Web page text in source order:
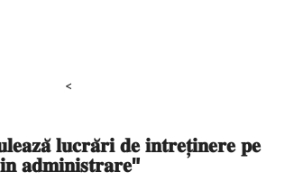
<
𝐥𝐮𝐜𝐫𝐚̆𝐫𝐢 𝐝𝐞 𝐢𝐧𝐭𝐫𝐞𝐭̦𝐢𝐧𝐞𝐫𝐞 𝐩𝐞
𝐚𝐝𝐦𝐢𝐧𝐢𝐬𝐭𝐫𝐚𝐫𝐞"